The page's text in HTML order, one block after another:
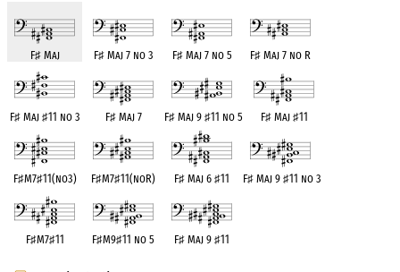
F♯Maj F♯Maj 7 no 3 F♯Maj 7 no 5 F♯ Maj 7 no R
F♯Maj ♯11 no 3 F♯Maj 7 F♯ Maj 9♯11 no 5 F♯Maj ♯11
F♯M7♯11(no3) F♯M7♯11(noR) F♯ Maj 6♯11 F♯ Maj 9♯11 no 3
F♯M7♯11 F♯M9♯11 no 5 F♯ Maj 9♯11